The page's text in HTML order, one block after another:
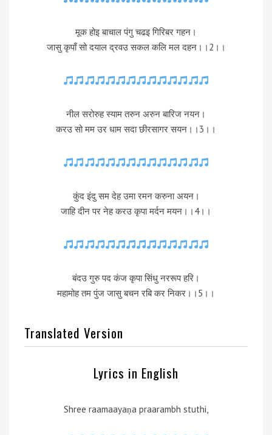
मूक होइ बाचाल पंगु चढइ गिरिबर गहन।
जासु कृपाँ सो दयाल द्रवउ सकल कलि मल दहन।।2।।
नील सरोरुह स्याम तरुन अरुन बारिज नयन।
करउ सो मम उर धाम सदा छीरसागर सयन।।3।।
कुंद इंदु सम देह उमा रमन करुना अयन।
जाहि दीन पर नेह करउ कृपा मर्दन मयन।।4।।
बंदउ गुरु पद कंज कृपा सिंधु नररूप हरि।
महामोह तम पुंज जासु बचन रबि कर निकर।।5।।
Translated Version
Lyrics in English
Shree raamaayaṇa praarambh stuthi,